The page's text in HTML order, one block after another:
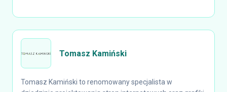
Tomasz Kamiński
Tomasz Kamiński to renomowany specjalista w